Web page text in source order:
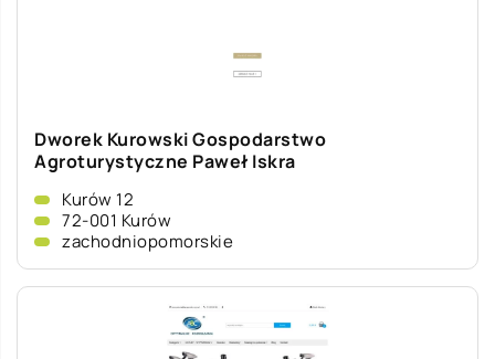
Dworek Kurowski Gospodarstwo
Agroturystyczne Paweł Iskra
Kurów 12
72-001 Kurów
zachodniopomorskie